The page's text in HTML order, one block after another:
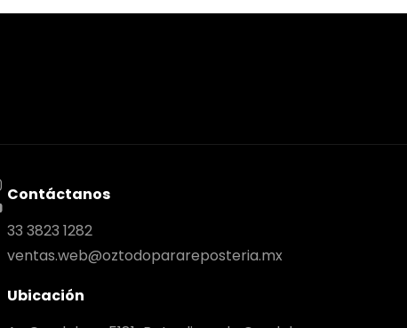
Contáctanos
33 3823 1282
ventas.web@oztodoparareposteria.mx
Ubicación